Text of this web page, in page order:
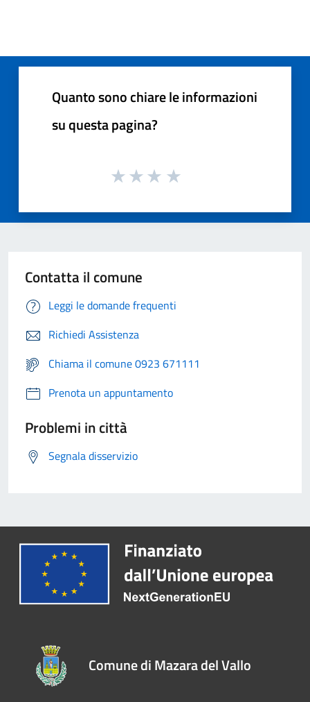
Quanto sono chiare le informazioni
su questa pagina?
Contatta il comune
Leggi le domande frequenti
Richiedi Assistenza
Chiama il comune 0923 671111
Prenota un appuntamento
Problemi in città
Segnala disservizio
Comune di Mazara del Vallo